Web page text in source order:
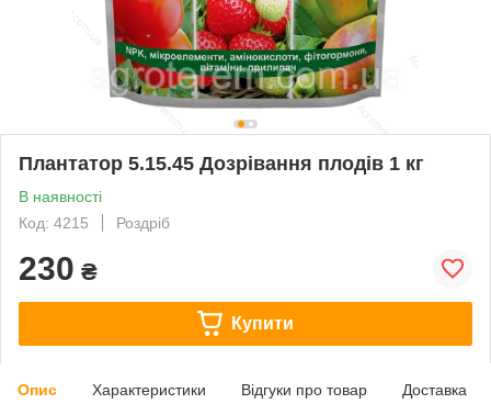
Плантатор 5.15.45 Дозрівання плодів 1 кг
В наявності
Код: 4215
Роздріб
230 ₴
Купити
Опис Характеристики Відгуки про товар Доставка